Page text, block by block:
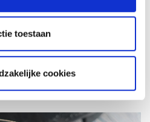
toestaan
cookies
VAN DE
RECEPT